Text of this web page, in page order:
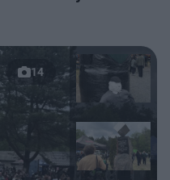
14